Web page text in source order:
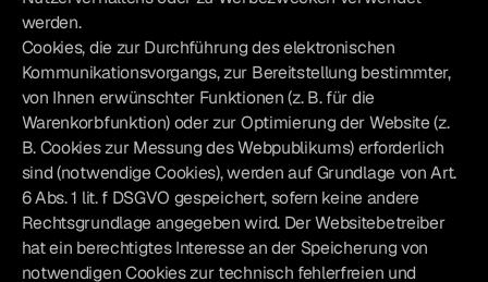
werden.
Cookies, die zur Durchführung des elektronischen
Kommunikationsvorgangs, zur Bereitstellung bestimmter,
von Ihnen erwünschter Funktionen (z. B. für die
Warenkorbfunktion) oder zur Optimierung der Website (z.
B. Cookies zur Messung des Webpublikums) erforderlich
sind (notwendige Cookies), werden auf Grundlage von Art.
6 Abs. 1 lit. f DSGVO gespeichert, sofern keine andere
Rechtsgrundlage angegeben wird. Der Websitebetreiber
hat ein berechtigtes Interesse an der Speicherung von
notwendigen Cookies zur technisch fehlerfreien und